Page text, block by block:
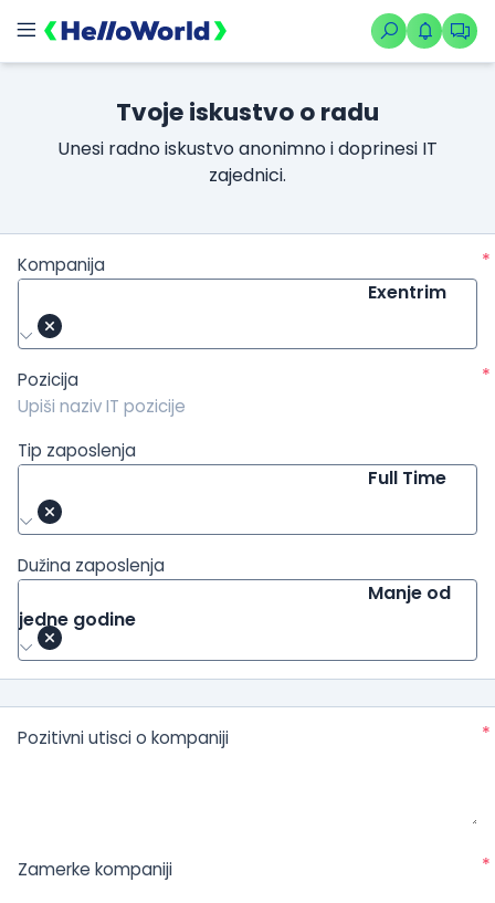
Tvoje iskustvo o radu
Unesi radno iskustvo anonimno i doprinesi IT
zajednici.
Kompanija
*
Exentrim
Pozicija *
Tip zaposlenja
Full Time
Dužina zaposlenja
Manje od
jedne godine
Pozitivni utisci o kompaniji *
Zamerke kompaniji *
/kompanije/iskustvo/